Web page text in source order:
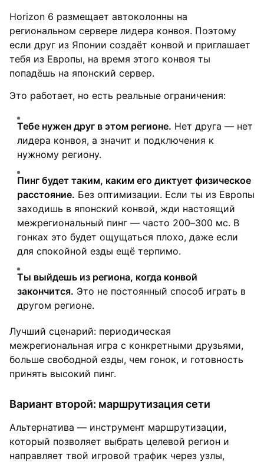
Horizon 6 размещает автоколонны на
региональном сервере лидера конвоя. Поэтому
если друг из Японии создаёт конвой и приглашает
тебя из Европы, на время этого конвоя ты
попадёшь на японский сервер.
Это работает, но есть реальные ограничения:
Тебе нужен друг в этом регионе. Нет друга — нет
лидера конвоя, а значит и подключения к
нужному региону.
Пинг будет таким, каким его диктует физическое
расстояние. Без оптимизации. Если ты из Европы
заходишь в японский конвой, жди настоящий
межрегиональный пинг — часто 200–300 мс. В
гонках это будет ощущаться плохо, даже если
для спокойной езды ещё терпимо.
Ты выйдешь из региона, когда конвой
закончится. Это не постоянный способ играть в
другом регионе.
Лучший сценарий: периодическая
межрегиональная игра с конкретными друзьями,
больше свободной езды, чем гонок, и готовность
принять высокий пинг.
Вариант второй: маршрутизация сети
Альтернатива — инструмент маршрутизации,
который позволяет выбрать целевой регион и
направляет твой игровой трафик через узлы,